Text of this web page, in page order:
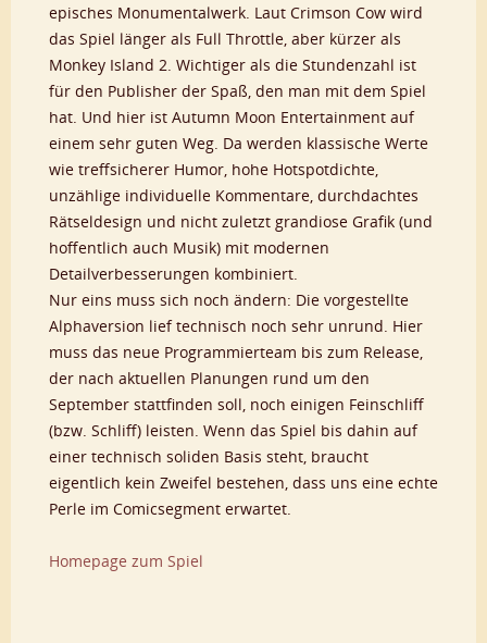
episches Monumentalwerk. Laut Crimson Cow wird
das Spiel länger als Full Throttle, aber kürzer als
Monkey Island 2. Wichtiger als die Stundenzahl ist
für den Publisher der Spaß, den man mit dem Spiel
hat. Und hier ist Autumn Moon Entertainment auf
einem sehr guten Weg. Da werden klassische Werte
wie treffsicherer Humor, hohe Hotspotdichte,
unzählige individuelle Kommentare, durchdachtes
Rätseldesign und nicht zuletzt grandiose Grafik (und
hoffentlich auch Musik) mit modernen
Detailverbesserungen kombiniert.
Nur eins muss sich noch ändern: Die vorgestellte
Alphaversion lief technisch noch sehr unrund. Hier
muss das neue Programmierteam bis zum Release,
der nach aktuellen Planungen rund um den
September stattfinden soll, noch einigen Feinschliff
(bzw. Schliff) leisten. Wenn das Spiel bis dahin auf
einer technisch soliden Basis steht, braucht
eigentlich kein Zweifel bestehen, dass uns eine echte
Perle im Comicsegment erwartet.
Homepage zum Spiel